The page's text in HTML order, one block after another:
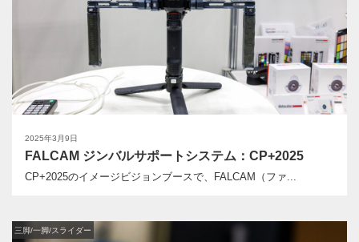
2025年3月9日
FALCAM ジンバルサポートシステム：CP+2025
CP+2025のイメージビジョンブースで、FALCAM（ファ...
三脚/一脚/スライダー